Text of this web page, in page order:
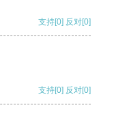
支持[0] 反对[0]
支持[0] 反对[0]